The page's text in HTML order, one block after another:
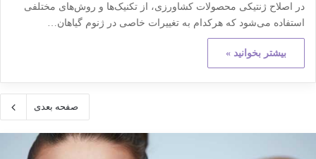
در اصلاح ژنتیکی محصولات کشاورزی، از تکنیک‌ها و روش‌های مختلفی
استفاده می‌شود که هرکدام به تغییرات خاصی در ژنوم گیاهان…
بیشتر بخوانید »
صفحه بعدی